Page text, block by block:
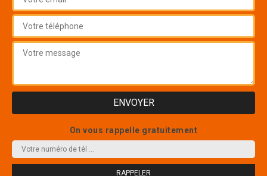
On vous rappelle gratuitement